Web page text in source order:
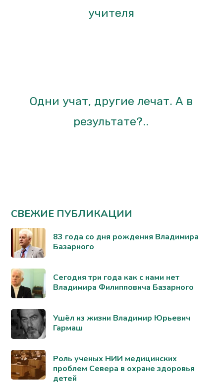
учителя
Одни учат, другие лечат. А в
результате?..
СВЕЖИЕ ПУБЛИКАЦИИ
83 года со дня рождения Владимира
Базарного
Сегодня три года как с нами нет
Владимира Филипповича Базарного
Ушёл из жизни Владимир Юрьевич
Гармаш
Роль ученых НИИ медицинских
проблем Севера в охране здоровья
детей